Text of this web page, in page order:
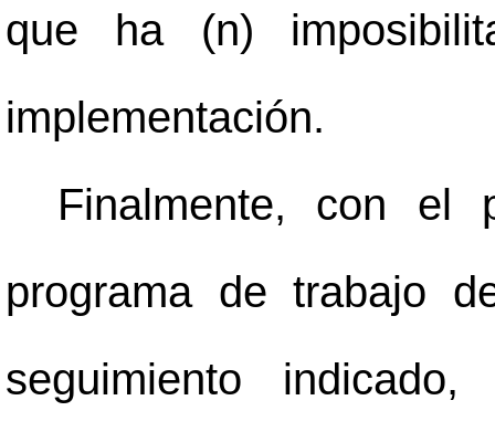
que ha (n)
implementación.
Finalmente, con el
programa de trabajo
seguimiento